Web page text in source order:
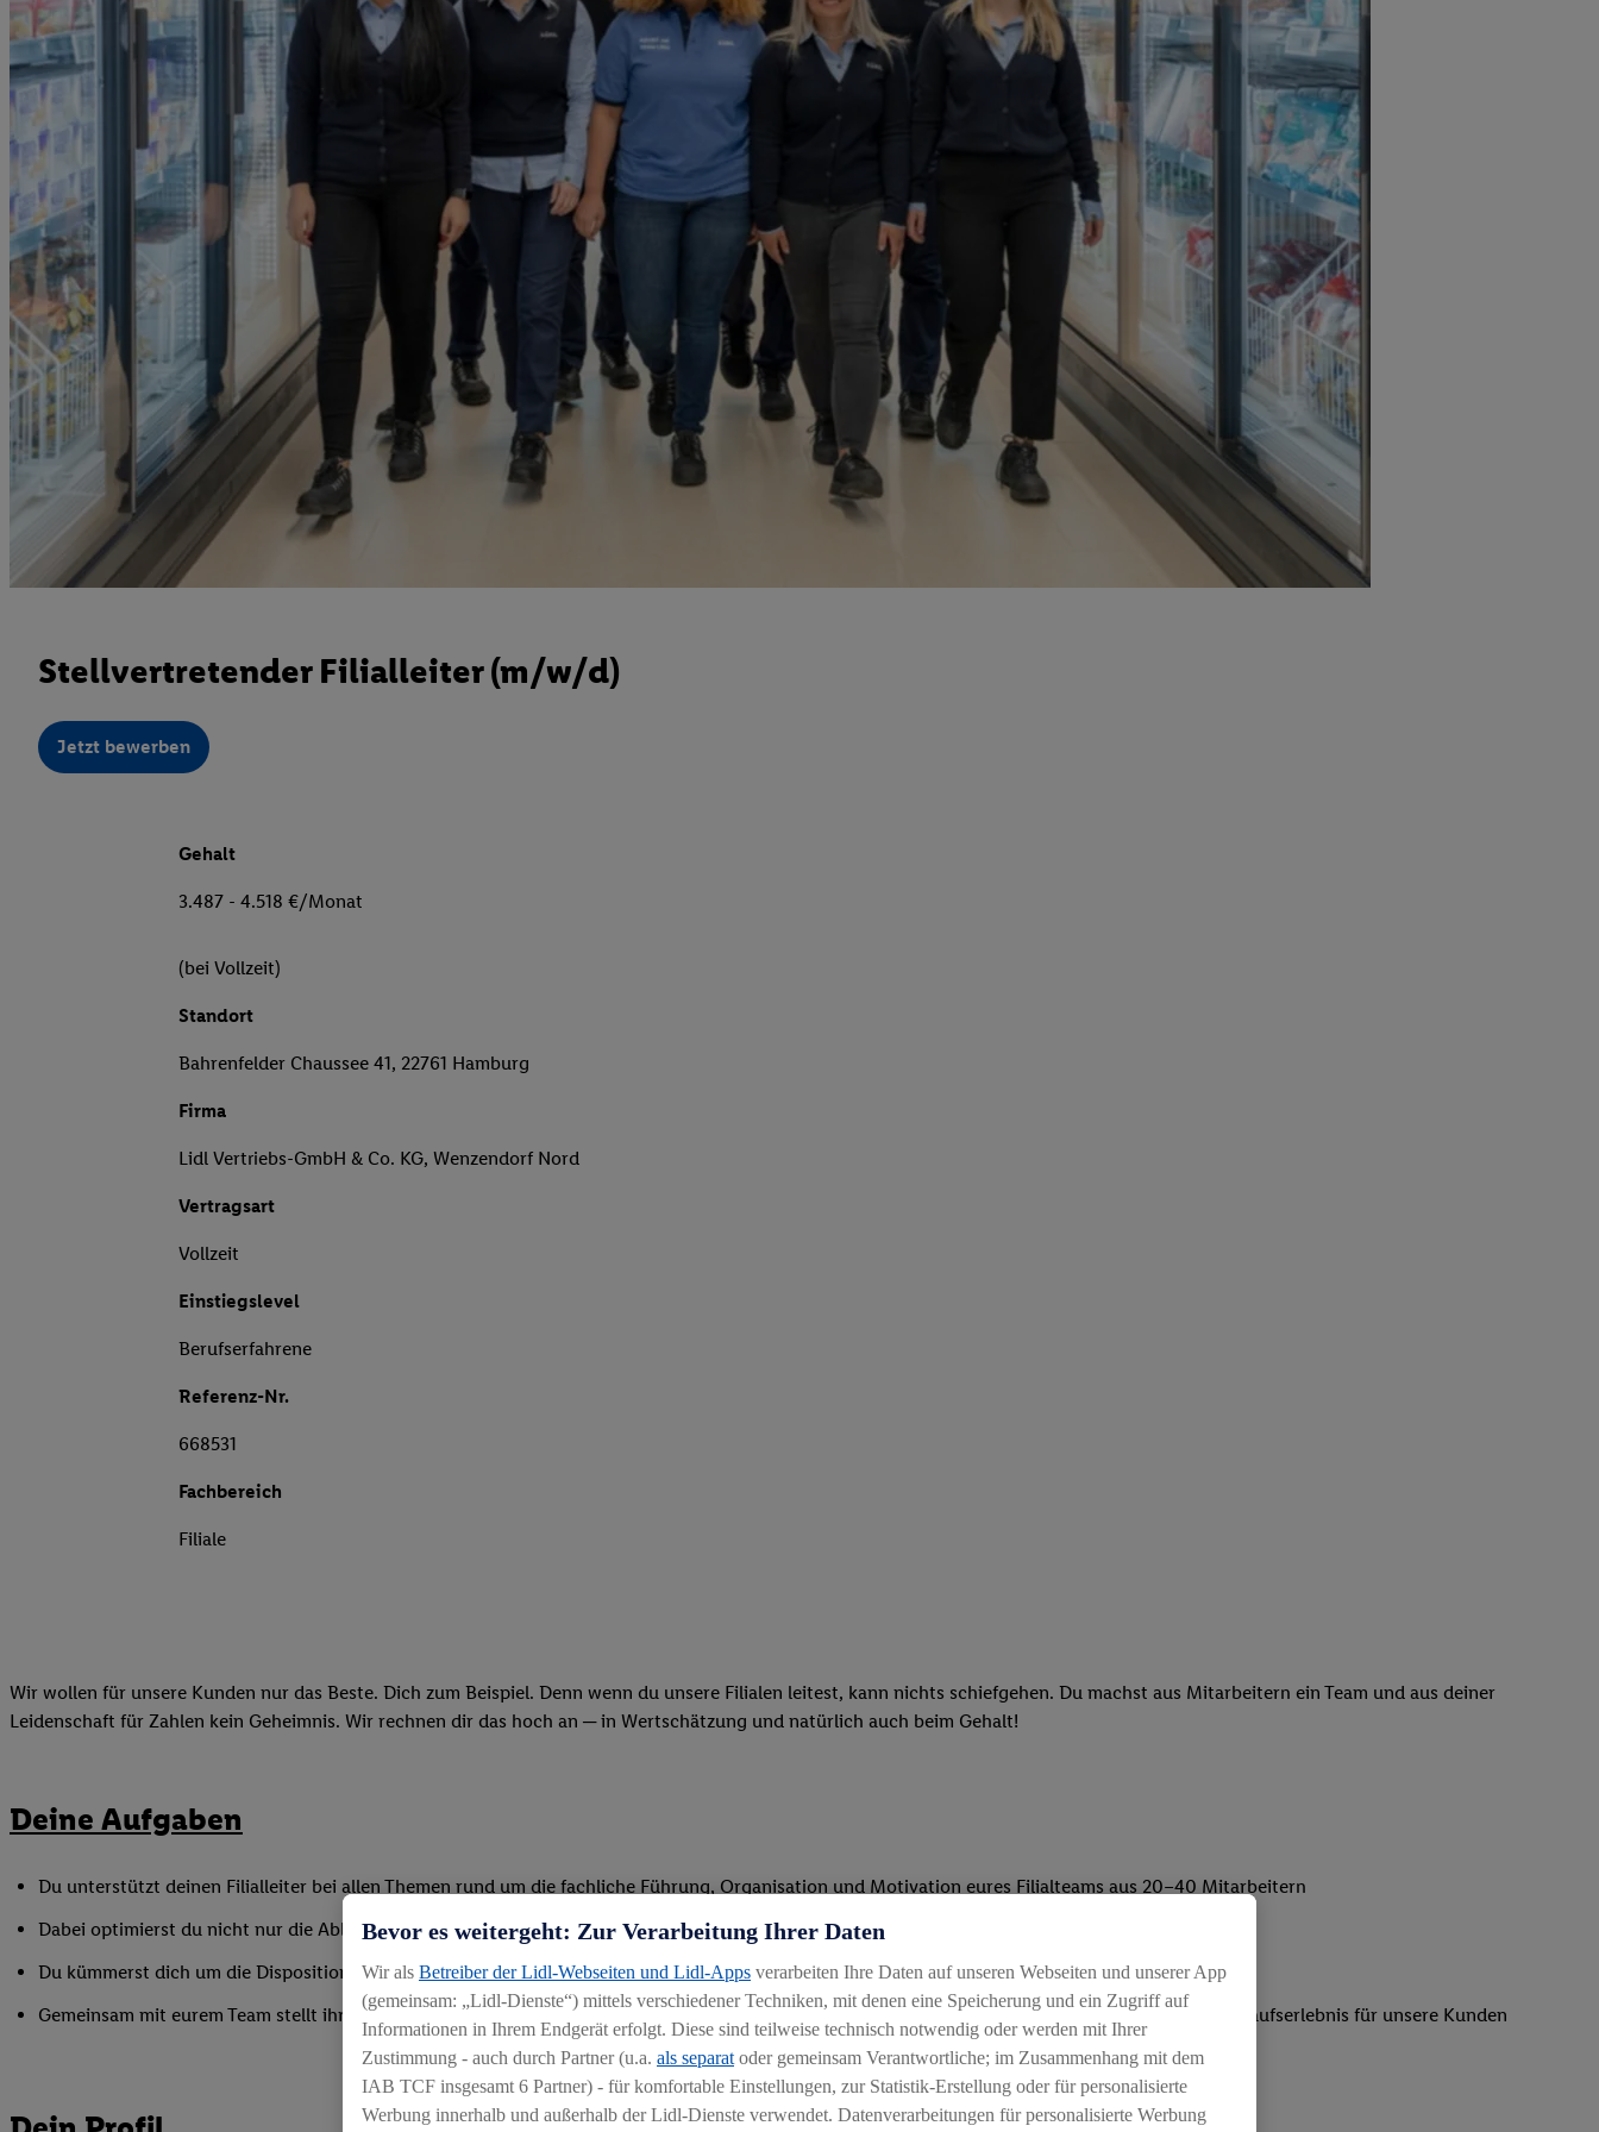
Stellvertretender Filialleiter (m/w/d)
Jetzt bewerben
Gehalt
3.487 - 4.518 €/Monat
(bei Vollzeit)
Standort
Bahrenfelder Chaussee 41, 22761 Hamburg
Firma
Lidl Vertriebs-GmbH & Co. KG, Wenzendorf Nord
Vertragsart
Vollzeit
Einstiegslevel
Berufserfahrene
Referenz-Nr.
668531
Fachbereich
Filiale
Wir wollen für unsere Kunden nur das Beste. Dich zum Beispiel. Denn wenn du unsere Filialen leitest, kann nichts schiefgehen. Du machst aus Mitarbeitern ein Team und aus deiner
Leidenschaft für Zahlen kein Geheimnis. Wir rechnen dir das hoch an ─ in Wertschätzung und natürlich auch beim Gehalt!
Deine Aufgaben
Du unterstützt deinen Filialleiter bei allen Themen rund um die fachliche Führung, Organisation und Motivation eures Filialteams aus 20–40 Mitarbeitern
Dabei optimierst du nicht nur die Abläufe hinter den Kulissen, sondern packst „auf der Fläche“ selbst mit an
Du kümmerst dich um die Disposition und Inventuren und vertrittst den Filialleiter in dessen Abwesenheit
Gemeinsam mit eurem Team stellt ihr die Umsetzung unserer Filialkonzepte sicher, sorgt für eine gepflegte Filiale und ein rundum gelungenes Einkaufserlebnis für unsere Kunden
Bevor es weitergeht: Zur Verarbeitung Ihrer Daten
Wir als Betreiber der Lidl-Webseiten und Lidl-Apps verarbeiten Ihre Daten auf unseren Webseiten und unserer App
(gemeinsam: „Lidl-Dienste“) mittels verschiedener Techniken, mit denen eine Speicherung und ein Zugriff auf
Informationen in Ihrem Endgerät erfolgt. Diese sind teilweise technisch notwendig oder werden mit Ihrer
Zustimmung - auch durch Partner (u.a. als separat oder gemeinsam Verantwortliche; im Zusammenhang mit dem
IAB TCF insgesamt 6 Partner) - für komfortable Einstellungen, zur Statistik-Erstellung oder für personalisierte
Werbung innerhalb und außerhalb der Lidl-Dienste verwendet. Datenverarbeitungen für personalisierte Werbung